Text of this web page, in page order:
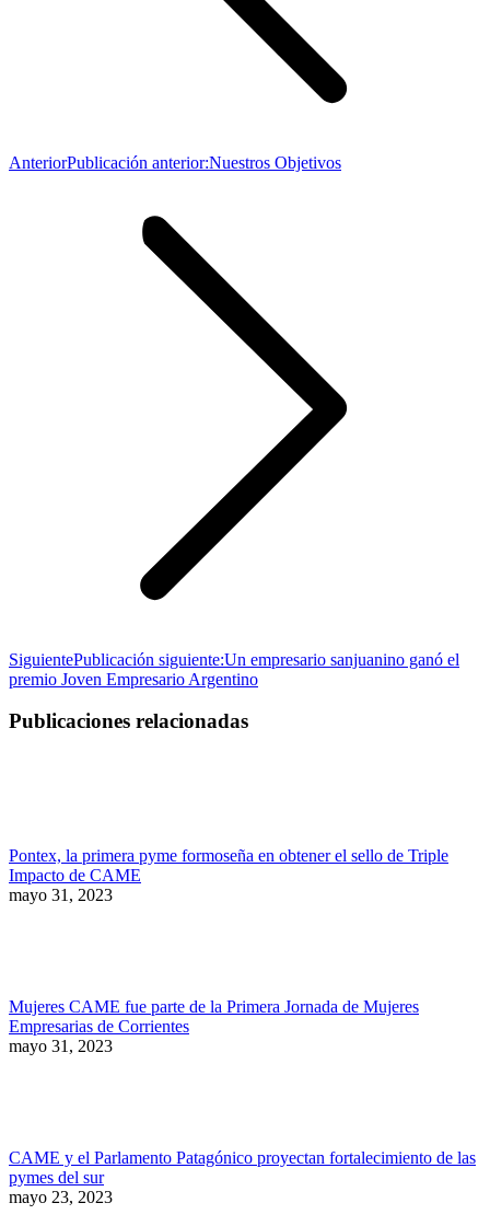
AnteriorPublicación anterior:Nuestros Objetivos
SiguientePublicación siguiente:Un empresario sanjuanino ganó el
premio Joven Empresario Argentino
Publicaciones relacionadas
Pontex, la primera pyme formoseña en obtener el sello de Triple
Impacto de CAME
mayo 31, 2023
Mujeres CAME fue parte de la Primera Jornada de Mujeres
Empresarias de Corrientes
mayo 31, 2023
CAME y el Parlamento Patagónico proyectan fortalecimiento de las
pymes del sur
mayo 23, 2023